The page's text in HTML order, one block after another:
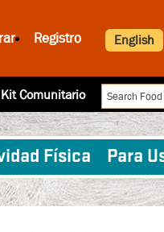
Registro English
Kit Comunitario
Física Para